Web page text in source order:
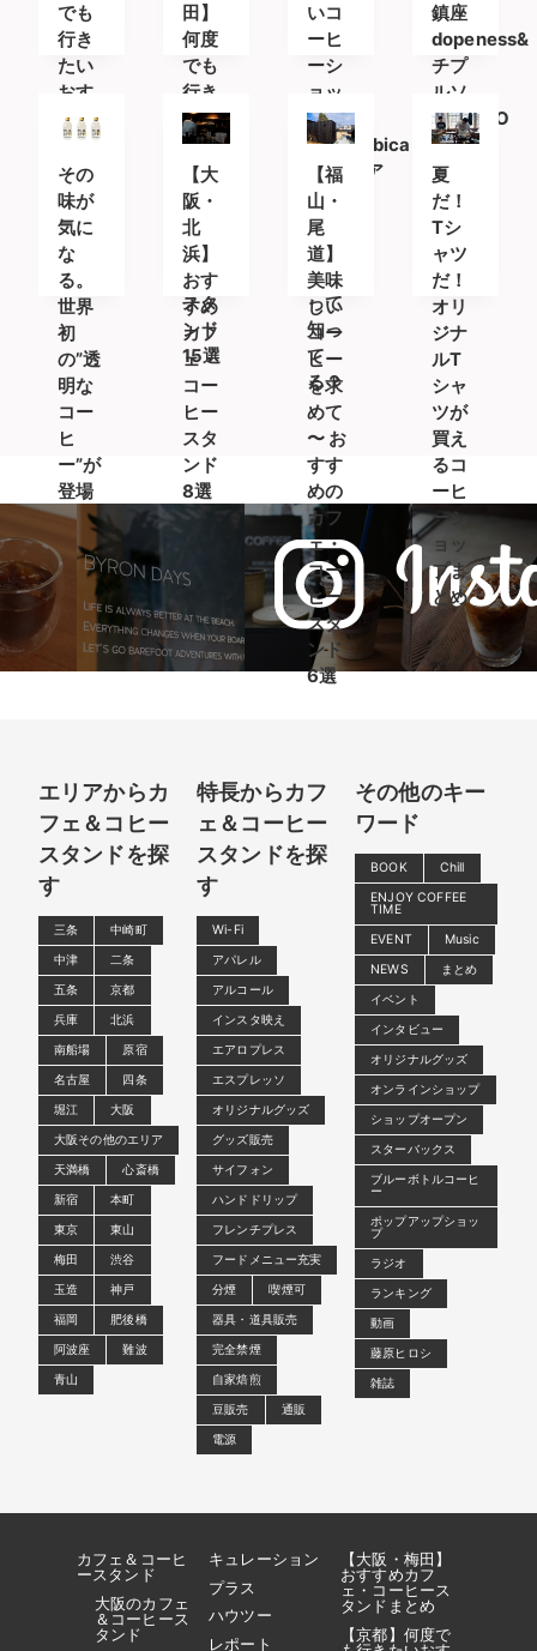
でも
行き
たい
おす
すめ
カフ
ェ＆
コー
ヒー
スタ
ンド
田】
何度
でも
行き
たい
おす
すめ
カフ
ェ＆
コー
ヒー
スタ
ンド
15選
いコ
ーヒ
ーシ
ョッ
プ
「%Arabica
Kyoto(ア
ラビ
カキ
ョウ
ト)」
って
知っ
て
る？
鎮座
dopeness&
チプ
ルソ
(STUDIO
韻シ
ス
ト）
その
味が
気に
な
る。
世界
初
の”透
明な
コー
ヒ
ー”が
登場
【大
阪・
北
浜】
おす
すめ
カフ
ェ・
コー
ヒー
スタ
ンド
8選
【福
山・
尾
道】
美味
しい
コー
ヒー
を求
めて
〜 お
すす
めの
カフ
ェ・
コー
ヒー
スタ
ンド
6選
夏
だ！
Tシ
ャツ
だ！
オリ
ジナ
ルT
シャ
ツが
買え
るコ
ーヒ
ーシ
ョッ
プま
とめ
エリアからカ
フェ＆コヒー
スタンドを探
す
三条
中崎町
中津
二条
五条
京都
兵庫
北浜
南船場
原宿
名古屋
四条
堀江
大阪
大阪その他のエリア
天満橋
心斎橋
新宿
本町
東京
東山
梅田
渋谷
玉造
神戸
福岡
肥後橋
阿波座
難波
青山
特長からカフ
ェ＆コーヒー
スタンドを探
す
Wi-Fi
アパレル
アルコール
インスタ映え
エアロプレス
エスプレッソ
オリジナルグッズ
グッズ販売
サイフォン
ハンドドリップ
フレンチプレス
フードメニュー充実
分煙
喫煙可
器具・道具販売
完全禁煙
自家焙煎
豆販売
通販
電源
その他のキー
ワード
BOOK
Chill
ENJOY COFFEE
TIME
EVENT
Music
NEWS
まとめ
イベント
インタビュー
オリジナルグッズ
オンラインショップ
ショップオープン
スターバックス
ブルーボトルコーヒ
ー
ポップアップショッ
プ
ラジオ
ランキング
動画
藤原ヒロシ
雑誌
カフェ＆コーヒ
ースタンド
大阪のカフェ
＆コーヒース
タンド
キュレーション
プラス
ハウツー
レポート
【大阪・梅田】
おすすめカフ
ェ・コーヒース
タンドまとめ
【京都】何度で